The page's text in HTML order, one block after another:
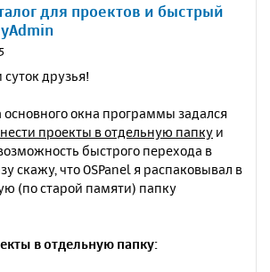
для проектов и быстрый
друзья!
основного окна программы задался
проекты в отдельную папку и
быстрого перехода в
скажу, что OSPanel я распаковывал в
(по старой памяти) папку
в отдельную папку: